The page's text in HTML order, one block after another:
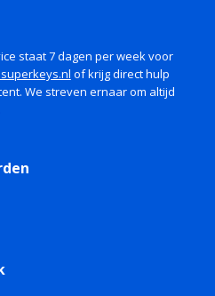
staat 7 dagen per week voor
of krijg direct hulp
We streven ernaar om altijd